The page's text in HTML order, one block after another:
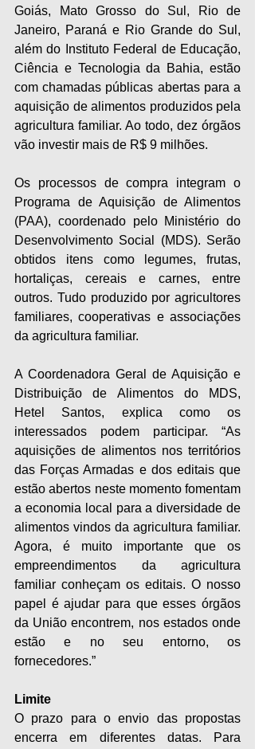
Goiás, Mato Grosso do Sul, Rio de
Janeiro, Paraná e Rio Grande do Sul,
além do Instituto Federal de Educação,
Ciência e Tecnologia da Bahia, estão
com chamadas públicas abertas para a
aquisição de alimentos produzidos pela
agricultura familiar. Ao todo, dez órgãos
vão investir mais de R$ 9 milhões.
Os processos de compra integram o
Programa de Aquisição de Alimentos
(PAA), coordenado pelo Ministério do
Desenvolvimento Social (MDS). Serão
obtidos itens como legumes, frutas,
hortaliças, cereais e carnes, entre
outros. Tudo produzido por agricultores
familiares, cooperativas e associações
da agricultura familiar.
A Coordenadora Geral de Aquisição e
Distribuição de Alimentos do MDS,
Hetel Santos, explica como os
interessados podem participar. “As
aquisições de alimentos nos territórios
das Forças Armadas e dos editais que
estão abertos neste momento fomentam
a economia local para a diversidade de
alimentos vindos da agricultura familiar.
Agora, é muito importante que os
empreendimentos da agricultura
familiar conheçam os editais. O nosso
papel é ajudar para que esses órgãos
da União encontrem, nos estados onde
estão e no seu entorno, os
fornecedores.”
Limite
O prazo para o envio das propostas
encerra em diferentes datas. Para